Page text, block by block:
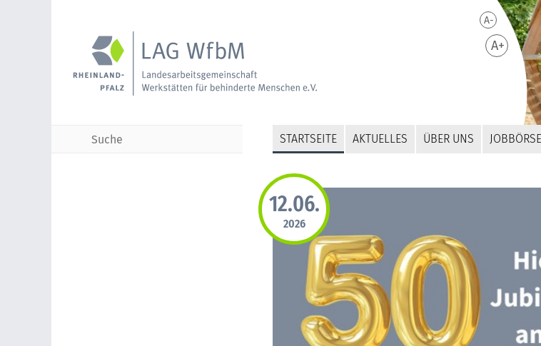
A-
A+
STARTSEITE AKTUELLES ÜBER UNS JOBBÖRSE
12.06.
2026